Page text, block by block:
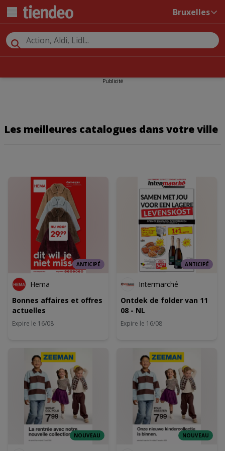
Bruxelles
Publicité
Les meilleures catalogues dans votre ville
ANTICIPÉ
Hema
Bonnes affaires et offres
actuelles
Expire le 16/08
ANTICIPÉ
Intermarché
Ontdek de folder van 11
08 - NL
Expire le 16/08
NOUVEAU NOUVEAU